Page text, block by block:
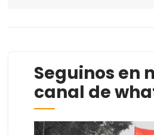
Seguinos en
canal de